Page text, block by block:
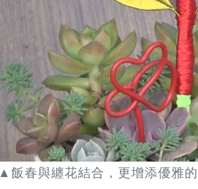
▲飯春與纏花結合，更增添優雅